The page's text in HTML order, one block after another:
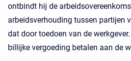
ontbindt hij de
arbeidsverhouding tussen partijen
dat door toedoen van de
billijke vergoeding betalen aan de